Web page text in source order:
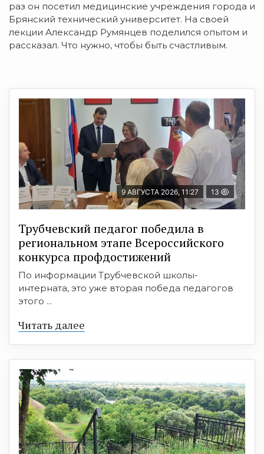
раз он посетил медицинские учреждения города и
Брянский технический университет. На своей
лекции Александр Румянцев поделился опытом и
рассказал. Что нужно, чтобы быть счастливым.
9 АВГУСТА 2026, 11:27 13
Трубчевский педагог победила в
региональном этапе Всероссийского
конкурса профдостижений
По информации Трубчевской школы-
интерната, это уже вторая победа педагогов
этого ...
Читать далее